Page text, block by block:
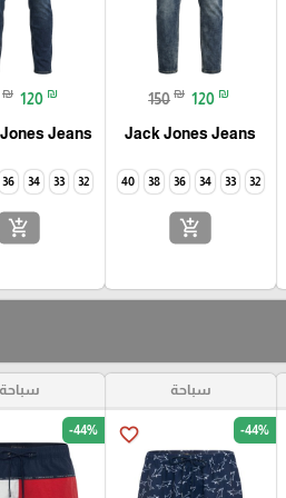
150 ₪ 120 ₪
Jack Jones Jeans
32
33
34
36
38
40
add_shopping_cart
₪ 120 ₪
Jeans
32
33
34
36
add_shopping_cart
سباحة
favorite_border -44%
سباحة
-44%